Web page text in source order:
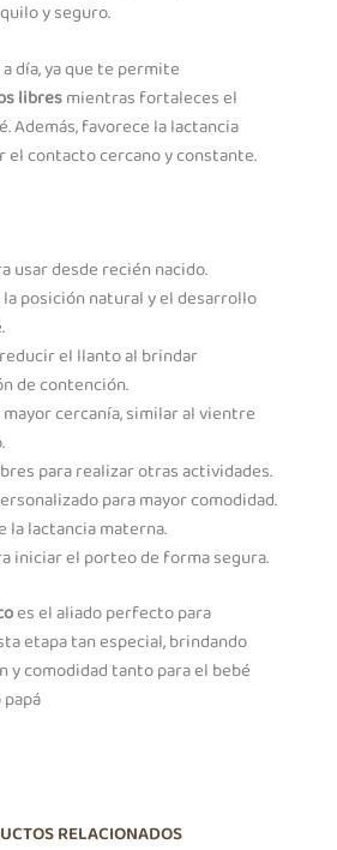
y seguro.
día, ya que te permite
libresmientras fortaleces el
Además, favorece la lactancia
contacto cercano y constante.
usar desde recién nacido.
la posición natural y el desarrollo
el llanto al brindar
de contención.
cercanía, similar al vientre
para realizar otras actividades.
para mayor comodidad.
la lactancia materna.
iniciar el porteo de forma segura.
es el aliado perfecto para
etapa tan especial, brindando
y comodidad tanto para el bebé
RELACIONADOS